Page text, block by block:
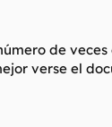
de
verse el